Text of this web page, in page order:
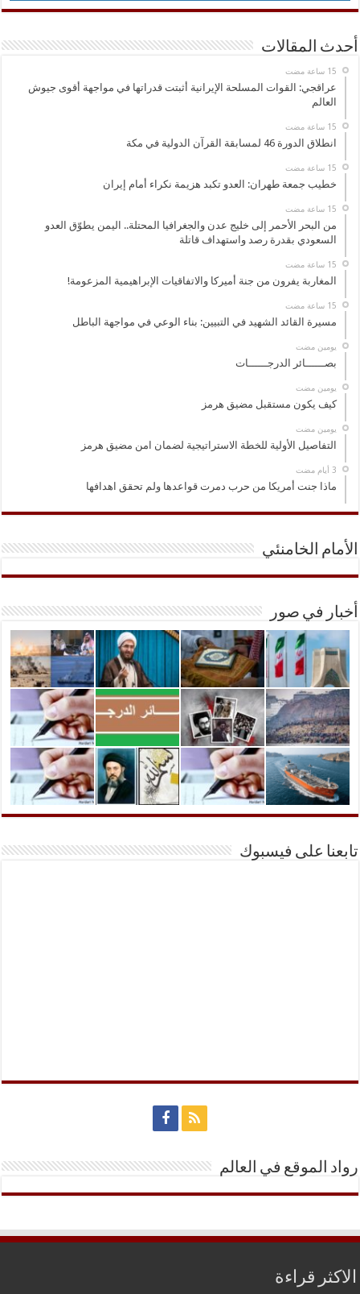
أحدث المقالات
عراقجي: القوات المسلحة الإيرانية أثبتت قدراتها في مواجهة أقوى جيوش
العالم
انطلاق الدورة 46 لمسابقة القرآن الدولية في مكة
خطيب جمعة طهران: العدو تكبد هزيمة نكراء أمام إيران
من البحر الأحمر إلى خليج عدن والجغرافيا المحتلة.. اليمن يطوّق العدو
السعودي بقدرة رصد واستهداف قاتلة
المغاربة يفرون من جنة أميركا والاتفاقيات الإبراهيمية المزعومة!
مسيرة القائد الشهيد في التبيين: بناء الوعي في مواجهة الباطل
‏يومين مضت
بصــــــائر الدرجــــــات
‏يومين مضت
كيف يكون مستقبل مضيق هرمز
‏يومين مضت
التفاصيل الأولية للخطة الاستراتيجية لضمان امن مضيق هرمز
ماذا جنت أمريكا من حرب دمرت قواعدها ولم تحقق اهدافها
الأمام الخامنئي
أخبار في صور
تابعنا على فيسبوك
رواد الموقع في العالم
الاكثر قراءة